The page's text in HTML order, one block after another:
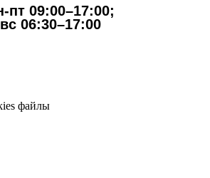
пт 09:00–17:00;
вс 06:30–17:00
файлы